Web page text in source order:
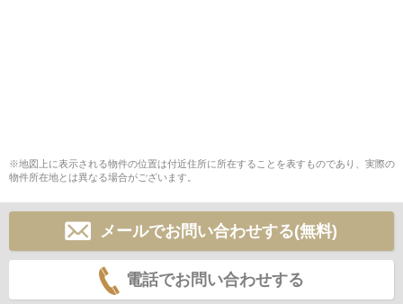
※地図上に表示される物件の位置は付近住所に所在することを表すものであり、実際の
物件所在地とは異なる場合がございます。
メールでお問い合わせする(無料)
電話でお問い合わせする